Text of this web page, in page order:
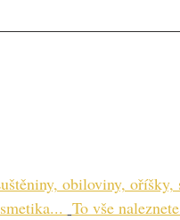
obiloviny, oříšky,
To vše